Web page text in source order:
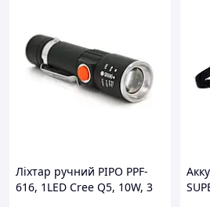
Ліхтар ручний PIPO PPF-
616, 1LED Cree Q5, 10W, 3